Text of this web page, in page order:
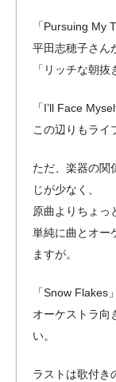
「Pursuing My
平田志穂子さん
「リッチな朝
「I’ll Face
この辺りもライ
ただ、楽器の関
じが少なく、
原曲よりちょっ
単純に曲とオー
ますが。
「Snow Flakes
オーケストラ向
い。
ラストは歌付き